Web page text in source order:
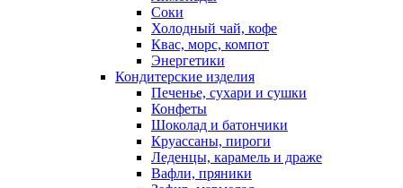
Соки
Холодный чай, кофе
Квас, морс, компот
Энергетики
Кондитерские изделия
Печенье, сухари и сушки
Конфеты
Шоколад и батончики
Круассаны, пироги
Леденцы, карамель и драже
Вафли, пряники